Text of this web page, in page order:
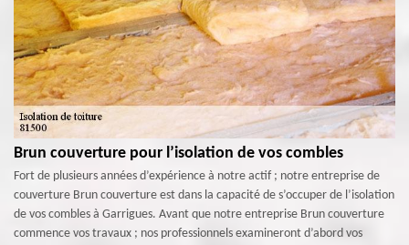
Brun couverture pour l’isolation de vos combles
Fort de plusieurs années d’expérience à notre actif ; notre entreprise de
couverture Brun couverture est dans la capacité de s’occuper de l’isolation
de vos combles à Garrigues. Avant que notre entreprise Brun couverture
commence vos travaux ; nos professionnels examineront d’abord vos